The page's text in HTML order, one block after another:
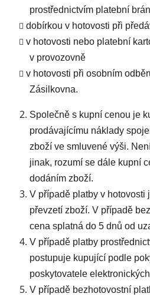
prostřednictvím platební
dobírkou v hotovosti při
v hotovosti nebo platební
v provozovně
v hotovosti při osobním
Zásilkovna.
Společně s kupní cenou je
prodávajícímu náklady
zboží ve smluvené výši.
jinak, rozumí se dále kupní
dodáním zboží.
V případě platby v hotovosti
převzetí zboží. V případě
cena splatná do 5 dnů od
V případě platby
postupuje kupující podle
poskytovatele
V případě bezhotovostní